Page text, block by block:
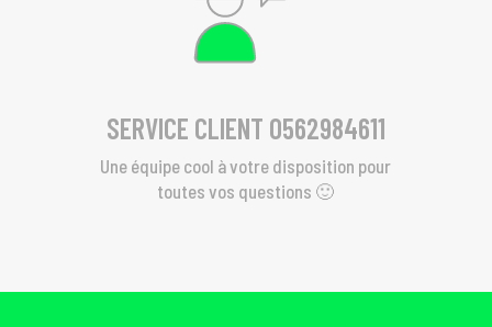
SERVICE CLIENT 0562984611
Une équipe cool à votre disposition pour
toutes vos questions 🙂